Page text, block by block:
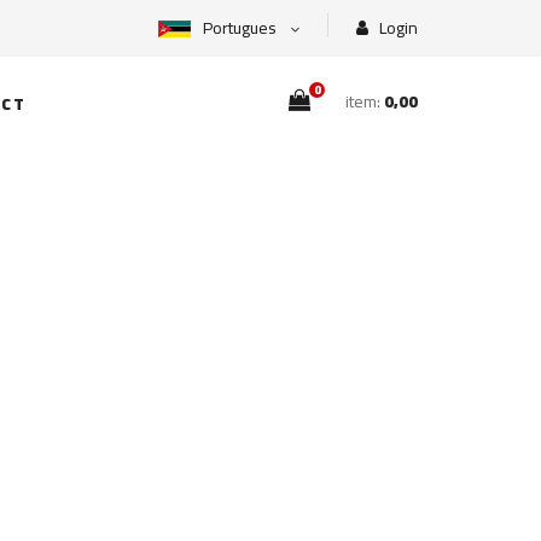
Portugues Login
0 item:0,00